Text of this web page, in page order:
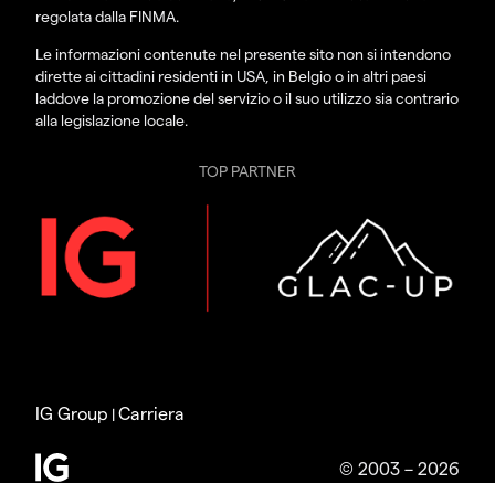
regolata dalla FINMA.
Le informazioni contenute nel presente sito non si intendono
dirette ai cittadini residenti in USA, in Belgio o in altri paesi
laddove la promozione del servizio o il suo utilizzo sia contrario
alla legislazione locale.
TOP PARTNER
© 2003 – 2026
IG Group |Carriera